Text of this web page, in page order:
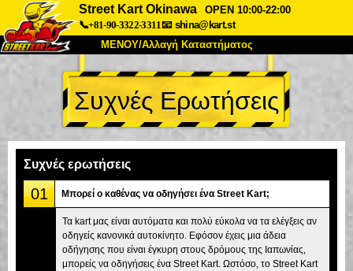
Street Kart Okinawa
OPEN 10:00-22:00
📞+81-90-3322-3311📧 shina@kart.st
ΜΕΝΟΥ/Αλλαγή Καταστήματος
ΚΥΡΙΩΣ
Σχετικά Προδιαγραφές Τιμές
Συχνές Ερωτήσεις
Εταιρεία
Αλλαγή Καταστήματος
Τόκιο Σινάγαουα #1 Τόκιο Ακίχαμπαρα #1
Τόκιο Ακίχαμπαρα #2 Τόκιο Σιμπούγια
Τόκιο Σιμπούγια Annex Τόκιο Κόλπος
Συχνές Ερωτήσεις
Συχνές ερωτήσεις
01 Μπορεί ο καθένας να οδηγήσει ένα Street Kart;
Τα kart μας είναι αυτόματα και πολύ εύκολα να τα ελέγξεις αν
οδηγείς κανονικά αυτοκίνητο. Εφόσον έχεις μια άδεια
οδήγησης που είναι έγκυρη στους δρόμους της Ιαπωνίας,
μπορείς να οδηγήσεις ένα Street Kart. Ωστόσο, το Street Kart